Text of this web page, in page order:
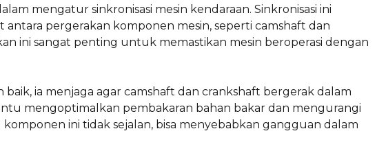
mengatur sinkronisasi mesin kendaraan. Sinkronisasi ini
pergerakan komponen mesin, seperti camshaft dan
ini sangat penting untuk memastikan mesin beroperasi dengan
ia menjaga agar camshaft dan crankshaft bergerak dalam
mengoptimalkan pembakaran bahan bakar dan mengurangi
komponen ini tidak sejalan, bisa menyebabkan gangguan dalam